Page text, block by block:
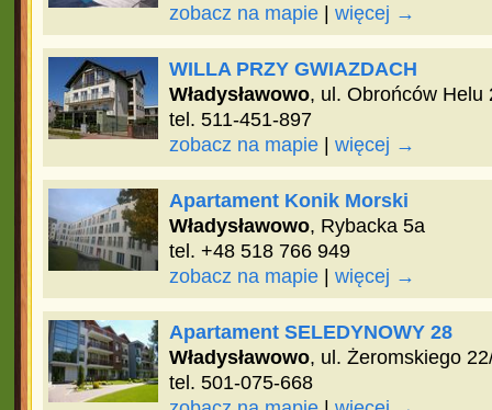
zobacz na mapie| więcej →
WILLA PRZY GWIAZDACH
Władysławowo, ul. Obrońców Helu
tel. 511-451-897
zobacz na mapie| więcej →
Apartament Konik Morski
Władysławowo, Rybacka 5a
tel. +48 518 766 949
zobacz na mapie| więcej →
Apartament SELEDYNOWY 28
Władysławowo, ul. Żeromskiego
tel. 501-075-668